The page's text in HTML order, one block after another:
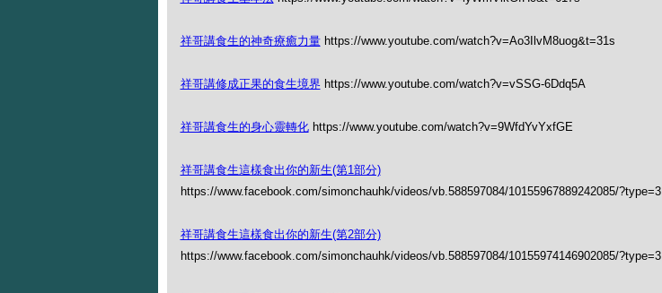
祥哥講食生的神奇療癒力量https://www.youtube.com/watch?v=Ao3IlvM8uog&t=31s
祥哥講修成正果的食生境界 https://www.youtube.com/watch?v=vSSG-6Ddq5A
祥哥講食生的身心靈轉化https://www.youtube.com/watch?v=9WfdYvYxfGE
祥哥講食生這樣食出你的新生(第1部分)
https://www.facebook.com/simonchauhk/videos/vb.588597084/10155967889242085/?type=3
祥哥講食生這樣食出你的新生(第2部分)
https://www.facebook.com/simonchauhk/videos/vb.588597084/10155974146902085/?type=3